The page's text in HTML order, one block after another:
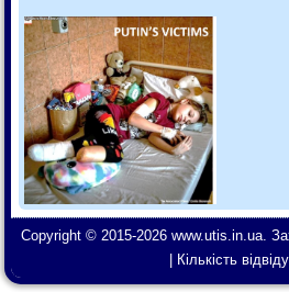
Copyright ©2015-2026 www.utis.in.ua.
| Кількість